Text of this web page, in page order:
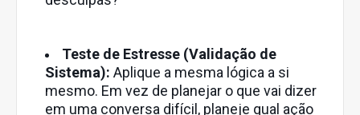
Teste de Estresse (Validação de
Sistema): Aplique a mesma lógica a si
mesmo. Em vez de planejar o que vai dizer
em uma conversa difícil, planeje qual ação